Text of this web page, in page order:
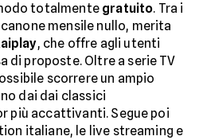
totalmente gratuito. Tra i
mensile nullo, merita
, che offre agli utenti
di proposte. Oltre a serie TV
scorrere un ampio
dai dai classici
più accattivanti. Segue poi
italiane, le live streaming e